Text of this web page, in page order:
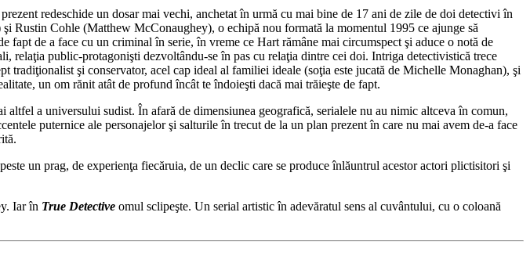
redeschide un dosar mai vechi, anchetat în urmă cu mai bine de 17 ani de zile de doi detectivi în
Rustin Cohle (Matthew McConaughey), o echipă nou formată la momentul 1995 ce ajunge să
de a face cu un criminal în serie, în vreme ce Hart rămâne mai circumspect şi aduce o notă de
relaţia public-protagonişti dezvoltându-se în pas cu relaţia dintre cei doi. Intriga detectivistică trece
tradiţionalist şi conservator, acel cap ideal al familiei ideale (soţia este jucată de Michelle Monaghan), şi
un om rănit atât de profund încât te îndoieşti dacă mai trăieşte de fapt.
altfel a universului sudist. În afară de dimensiunea geografică, serialele nu au nimic altceva în comun,
puternice ale personajelor şi salturile în trecut de la un plan prezent în care nu mai avem de-a face
un prag, de experienţa fiecăruia, de un declic care se produce înlăuntrul acestor actori plictisitori şi
Iar în True Detective omul sclipeşte. Un serial artistic în adevăratul sens al cuvântului, cu o coloană